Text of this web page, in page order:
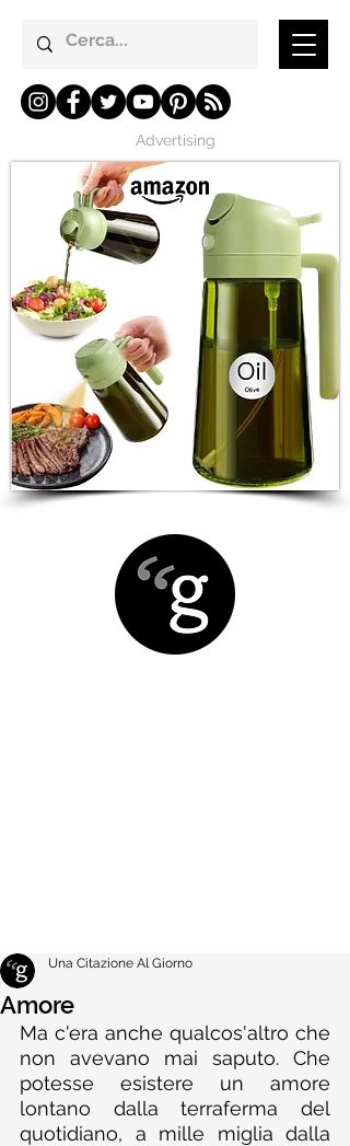
Advertising
Amore
Una Citazione Al Giorno
Ma c'era anche qualcos'altro che
non avevano mai saputo. Che
potesse esistere un amore
lontano dalla terraferma del
quotidiano, a mille miglia dalla